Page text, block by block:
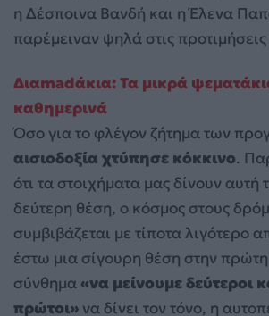
η Δέσποινα Βανδή και η Έλενα
παρέμειναν ψηλά στις
Διαmadάκια: Τα μικρά
καθημερινά
Όσο για το φλέγον ζήτημα των
αισιοδοξία χτύπησε κόκκινο.
ότι τα στοιχήματα μας δίνουν αυτή
δεύτερη θέση, ο κόσμος στους
συμβιβάζεται με τίποτα λιγότερο
έστω μια σίγουρη θέση στην
σύνθημα«να μείνουμε δεύτεροι
πρώτοι» να δίνει τον τόνο, η